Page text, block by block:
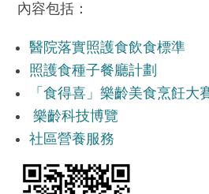
內容包括：
醫院落實照護食飲食標準
照護食種子餐廳計劃
「食得喜」樂齡美食烹飪大
樂齡科技博覽
社區營養服務